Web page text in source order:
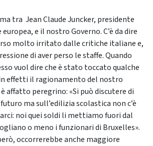
tra Jean Claude Juncker, presidente
e il nostro Governo. C’è da dire
molto irritato dalle critiche italiane e,
di aver perso le staffe. Quando
vuol dire che è stato toccato qualche
effetti il ragionamento del nostro
affatto peregrino: «Si può discutere di
ma sull’edilizia scolastica non c’è
noi quei soldi li mettiamo fuori dal
o meno i funzionari di Bruxelles».
occorrerebbe anche maggiore